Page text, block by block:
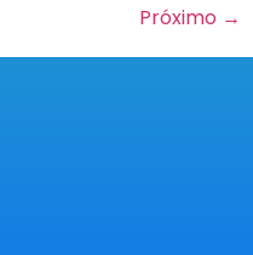
Próximo →